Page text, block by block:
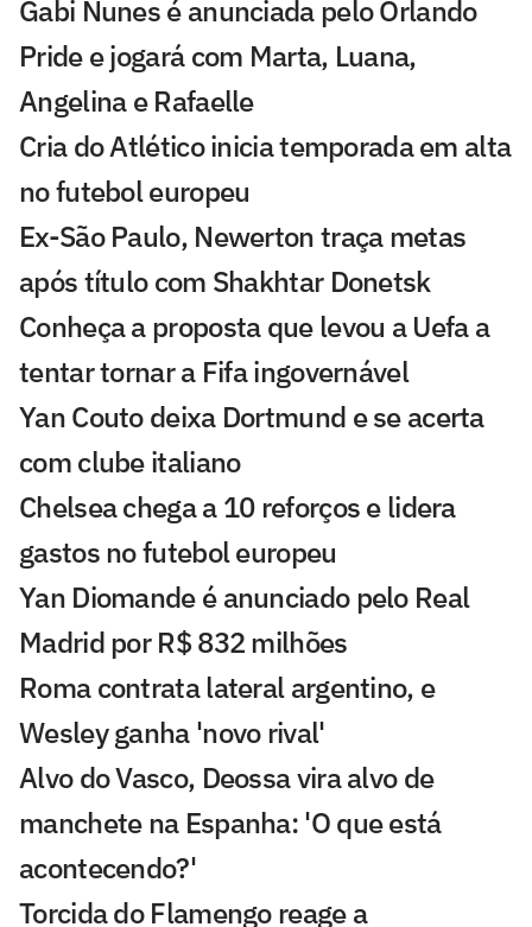
Gabi Nunes é anunciada pelo Orlando
Pride e jogará com Marta, Luana,
Angelina e Rafaelle
Cria do Atlético inicia temporada em alta
no futebol europeu
Ex-São Paulo, Newerton traça metas
após título com Shakhtar Donetsk
Conheça a proposta que levou a Uefa a
tentar tornar a Fifa ingovernável
Yan Couto deixa Dortmund e se acerta
com clube italiano
Chelsea chega a 10 reforços e lidera
gastos no futebol europeu
Yan Diomande é anunciado pelo Real
Madrid por R$ 832 milhões
Roma contrata lateral argentino, e
Wesley ganha 'novo rival'
Alvo do Vasco, Deossa vira alvo de
manchete na Espanha: 'O que está
acontecendo?'
Torcida do Flamengo reage a